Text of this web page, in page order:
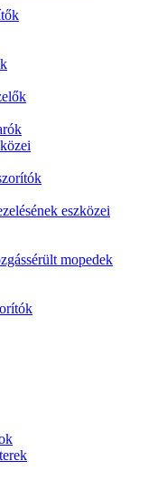
eszközei
mopedek